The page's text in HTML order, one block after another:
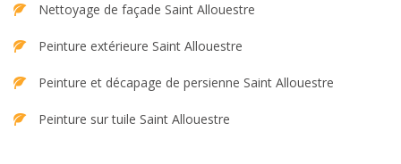
Nettoyage de façade Saint Allouestre
Peinture extérieure Saint Allouestre
Peinture et décapage de persienne Saint Allouestre
Peinture sur tuile Saint Allouestre